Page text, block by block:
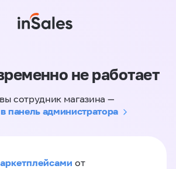
не работает
сотрудник магазина —
панель администратора
от